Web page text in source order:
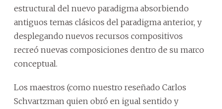
estructural del nuevo paradigma absorbiendo
antiguos temas clásicos del paradigma anterior, y
desplegando nuevos recursos compositivos
recreó nuevas composiciones dentro de su marco
conceptual.
Los maestros (como nuestro reseñado Carlos
Schvartzman quien obró en igual sentido y